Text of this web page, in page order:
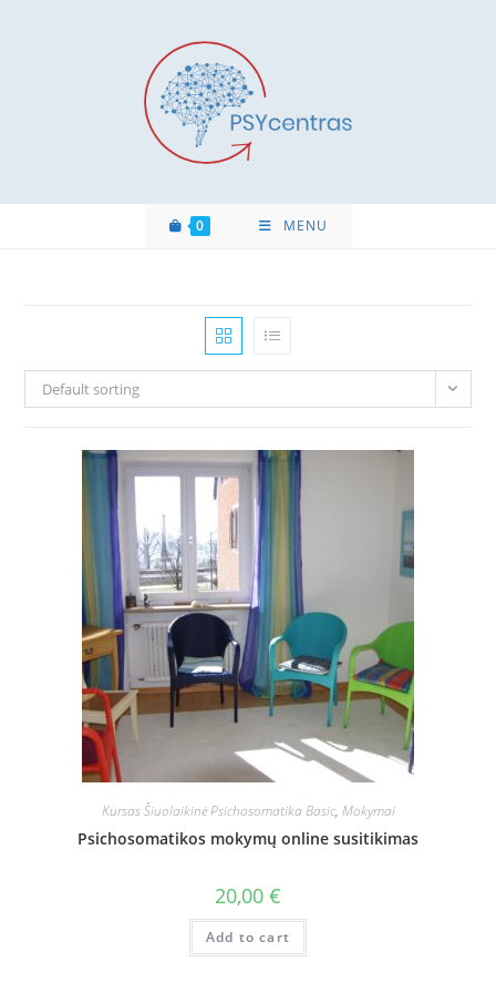
0 MENU
Default sorting
Kursas Šiuolaikinė Psichosomatika Basic, Mokymai
Psichosomatikos mokymų online susitikimas
20,00 €
Add to cart